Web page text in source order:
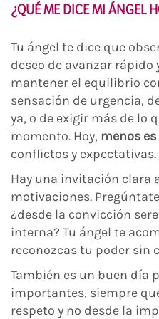
¿QUÉ ME DICE MI ÁNGEL
Tu ángel te dice que
deseo de avanzar rápido
mantener el equilibrio
sensación de urgencia,
ya, o de exigir más de lo
momento. Hoy, menos
conflictos y expectativas.
Hay una invitación clara
motivaciones.
¿desde la convicción
interna? Tu ángel te
reconozcas tu poder sin
También es un buen día
importantes, siempre
respeto y no desde la